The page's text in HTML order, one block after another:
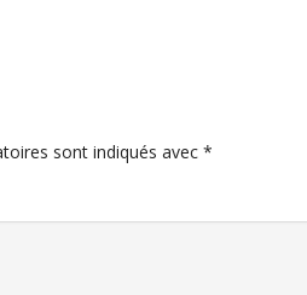
sont indiqués avec *